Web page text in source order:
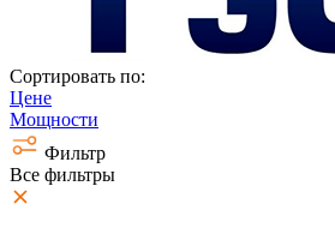
Сортировать по:
Цене
Мощности
Фильтр
Все фильтры